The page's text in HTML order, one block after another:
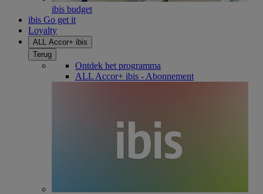
ibis budget
ibis Go get it
Loyalty
ALL Accor+ ibis
Terug
Ontdek het programma
ALL Accor+ ibis - Abonnement